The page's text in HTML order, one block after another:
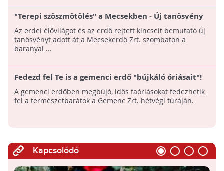
"Terepi szöszmötölés" a Mecsekben - Új tanösvény
mutatja be az erdő rejtett kincseit
Az erdei élővilágot és az erdő rejtett kincseit bemutató új
tanösvényt adott át a Mecsekerdő Zrt. szombaton a
baranyai ...
Fedezd fel Te is a gemenci erdő "bújkáló óriásait"!
A gemenci erdőben megbújó, idős faóriásokat fedezhetik
fel a természetbarátok a Gemenc Zrt. hétvégi túráján.
Kapcsolódó